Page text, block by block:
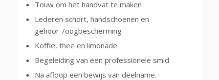
Touw om het handvat te maken
Lederen schort, handschoenen en
gehoor-/oogbescherming
Koffie, thee en limonade
Begeleiding van een professionele smid
Na afloop een bewijs van deelname.